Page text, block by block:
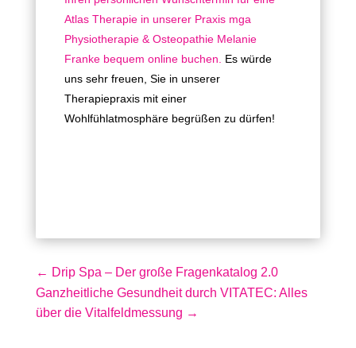
Atlas Therapie in unserer Praxis mga
Physiotherapie & Osteopathie Melanie
Franke bequem online buchen.
Es würde
uns sehr freuen, Sie in unserer
Therapiepraxis mit einer
Wohlfühlatmosphäre begrüßen zu dürfen!
← Drip Spa – Der große Fragenkatalog 2.0
Ganzheitliche Gesundheit durch VITATEC: Alles
über die Vitalfeldmessung →